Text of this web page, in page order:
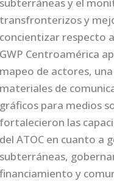
transfronterizos y
concientizar respecto
GWP Centroamérica
mapeo de actores,
materiales de
gráficos para medios
fortalecieron las
del ATOC en cuanto a
subterráneas,
financiamiento y